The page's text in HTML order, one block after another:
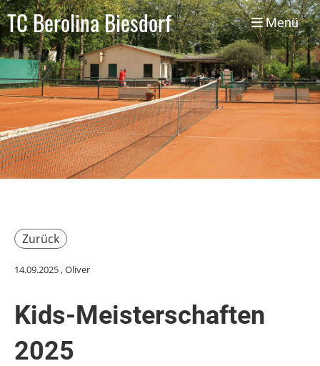
TC Berolina Biesdorf Menü
Zurück
14.09.2025, Oliver
Kids-Meisterschaften
2025